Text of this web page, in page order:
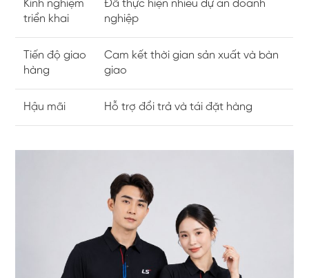
Kinh nghiệm
triển khai
Đã thực hiện nhiều dự án doanh
nghiệp
Tiến độ giao
hàng
Cam kết thời gian sản xuất và bàn
giao
Hậu mãi Hỗ trợ đổi trả và tái đặt hàng